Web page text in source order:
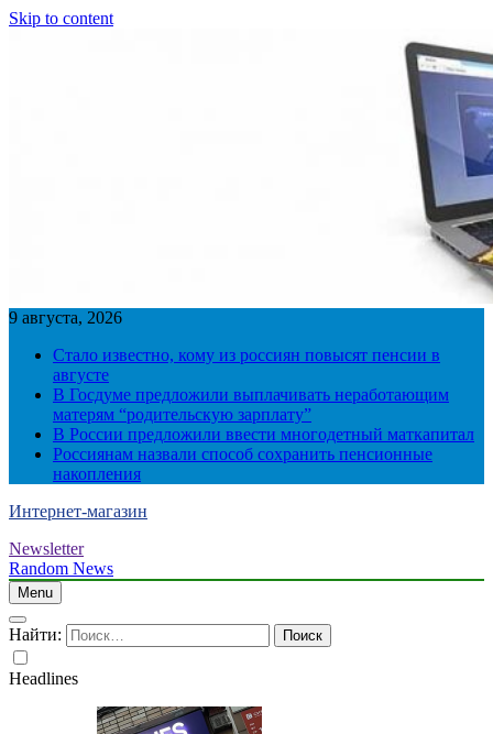
Skip to content
9 августа, 2026
Стало известно, кому из россиян повысят пенсии в
августе
В Госдуме предложили выплачивать неработающим
матерям “родительскую зарплату”
В России предложили ввести многодетный маткапитал
Россиянам назвали способ сохранить пенсионные
накопления
Интернет-магазин
Newsletter
Random News
Menu
Найти:
Headlines